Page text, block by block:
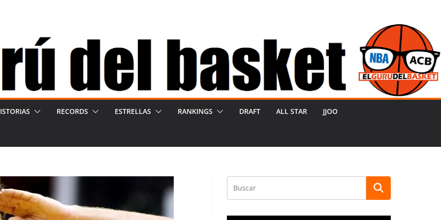
RECORDS ESTRELLAS RANKINGS DRAFT ALL STAR JJOO